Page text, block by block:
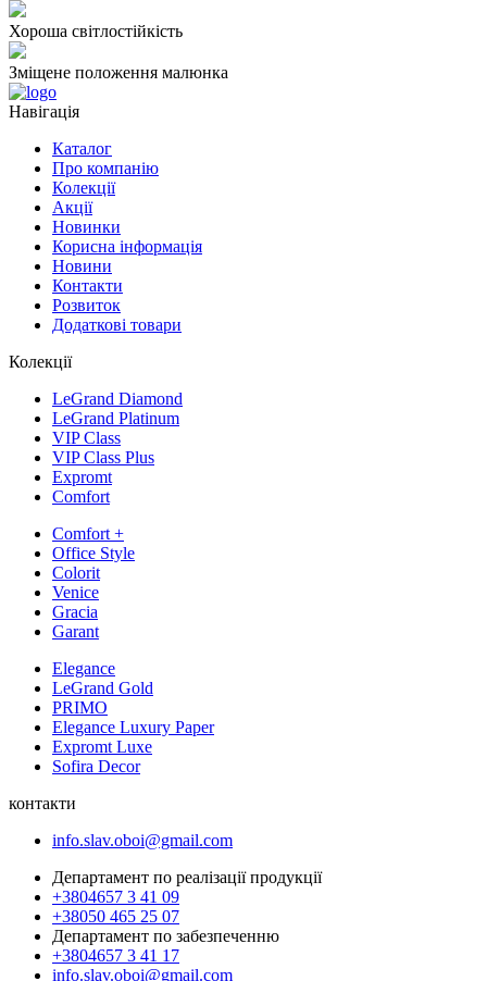
Хороша світлостійкість
Зміщене положення малюнка
Навігація
Каталог
Про компанію
Колекції
Акції
Новинки
Корисна інформація
Новини
Контакти
Розвиток
Додаткові товари
Колекції
LeGrand Diamond
LeGrand Platinum
VIP Class
VIP Class Plus
Expromt
Comfort
Comfort +
Office Style
Colorit
Venice
Gracia
Garant
Elegance
LeGrand Gold
PRIMO
Elegance Luxury Paper
Expromt Luxe
Sofira Decor
контакти
info.slav.oboi@gmail.com
Департамент по реалізації продукції
+3804657 3 41 09
+38050 465 25 07
Департамент по забезпеченню
+3804657 3 41 17
info.slav.oboi@gmail.com